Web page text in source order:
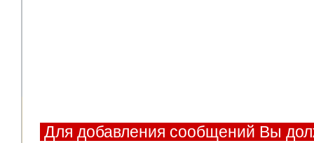
Для добавления сообщений Вы